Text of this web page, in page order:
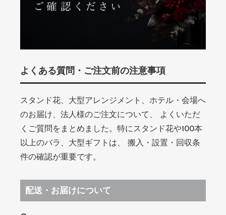
よくある質問・ご注文前の注意事項
スタンド花、大型アレンジメント、ホテル・会場へ
のお届け、法人様のご注文について、 よくいただ
くご質問をまとめました。特にスタンド花や100本
以上のバラ、大型ギフトは、 搬入・設置・回収条
件の確認が重要です。
配送・お届けについて